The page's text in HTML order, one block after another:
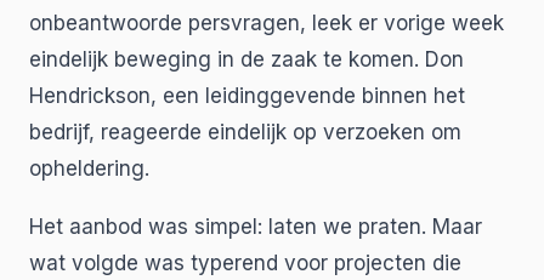
onbeantwoorde persvragen, leek er vorige week
eindelijk beweging in de zaak te komen. Don
Hendrickson, een leidinggevende binnen het
bedrijf, reageerde eindelijk op verzoeken om
opheldering.
Het aanbod was simpel: laten we praten. Maar
wat volgde was typerend voor projecten die